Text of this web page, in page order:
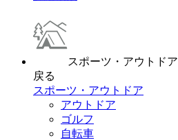
スポーツ・アウトドア
戻る
スポーツ・アウトドア
アウトドア
ゴルフ
自転車